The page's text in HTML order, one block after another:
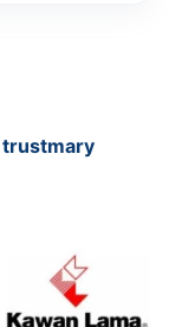
trustmary